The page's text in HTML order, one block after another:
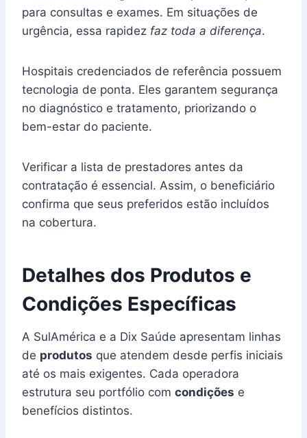
para consultas e exames. Em situações de
urgência, essa rapidez faz toda a diferença.
Hospitais credenciados de referência possuem
tecnologia de ponta. Eles garantem segurança
no diagnóstico e tratamento, priorizando o
bem-estar do paciente.
Verificar a lista de prestadores antes da
contratação é essencial. Assim, o beneficiário
confirma que seus preferidos estão incluídos
na cobertura.
Detalhes dos Produtos e
Condições Específicas
A SulAmérica e a Dix Saúde apresentam linhas
de produtos que atendem desde perfis iniciais
até os mais exigentes. Cada operadora
estrutura seu portfólio com condições e
benefícios distintos.